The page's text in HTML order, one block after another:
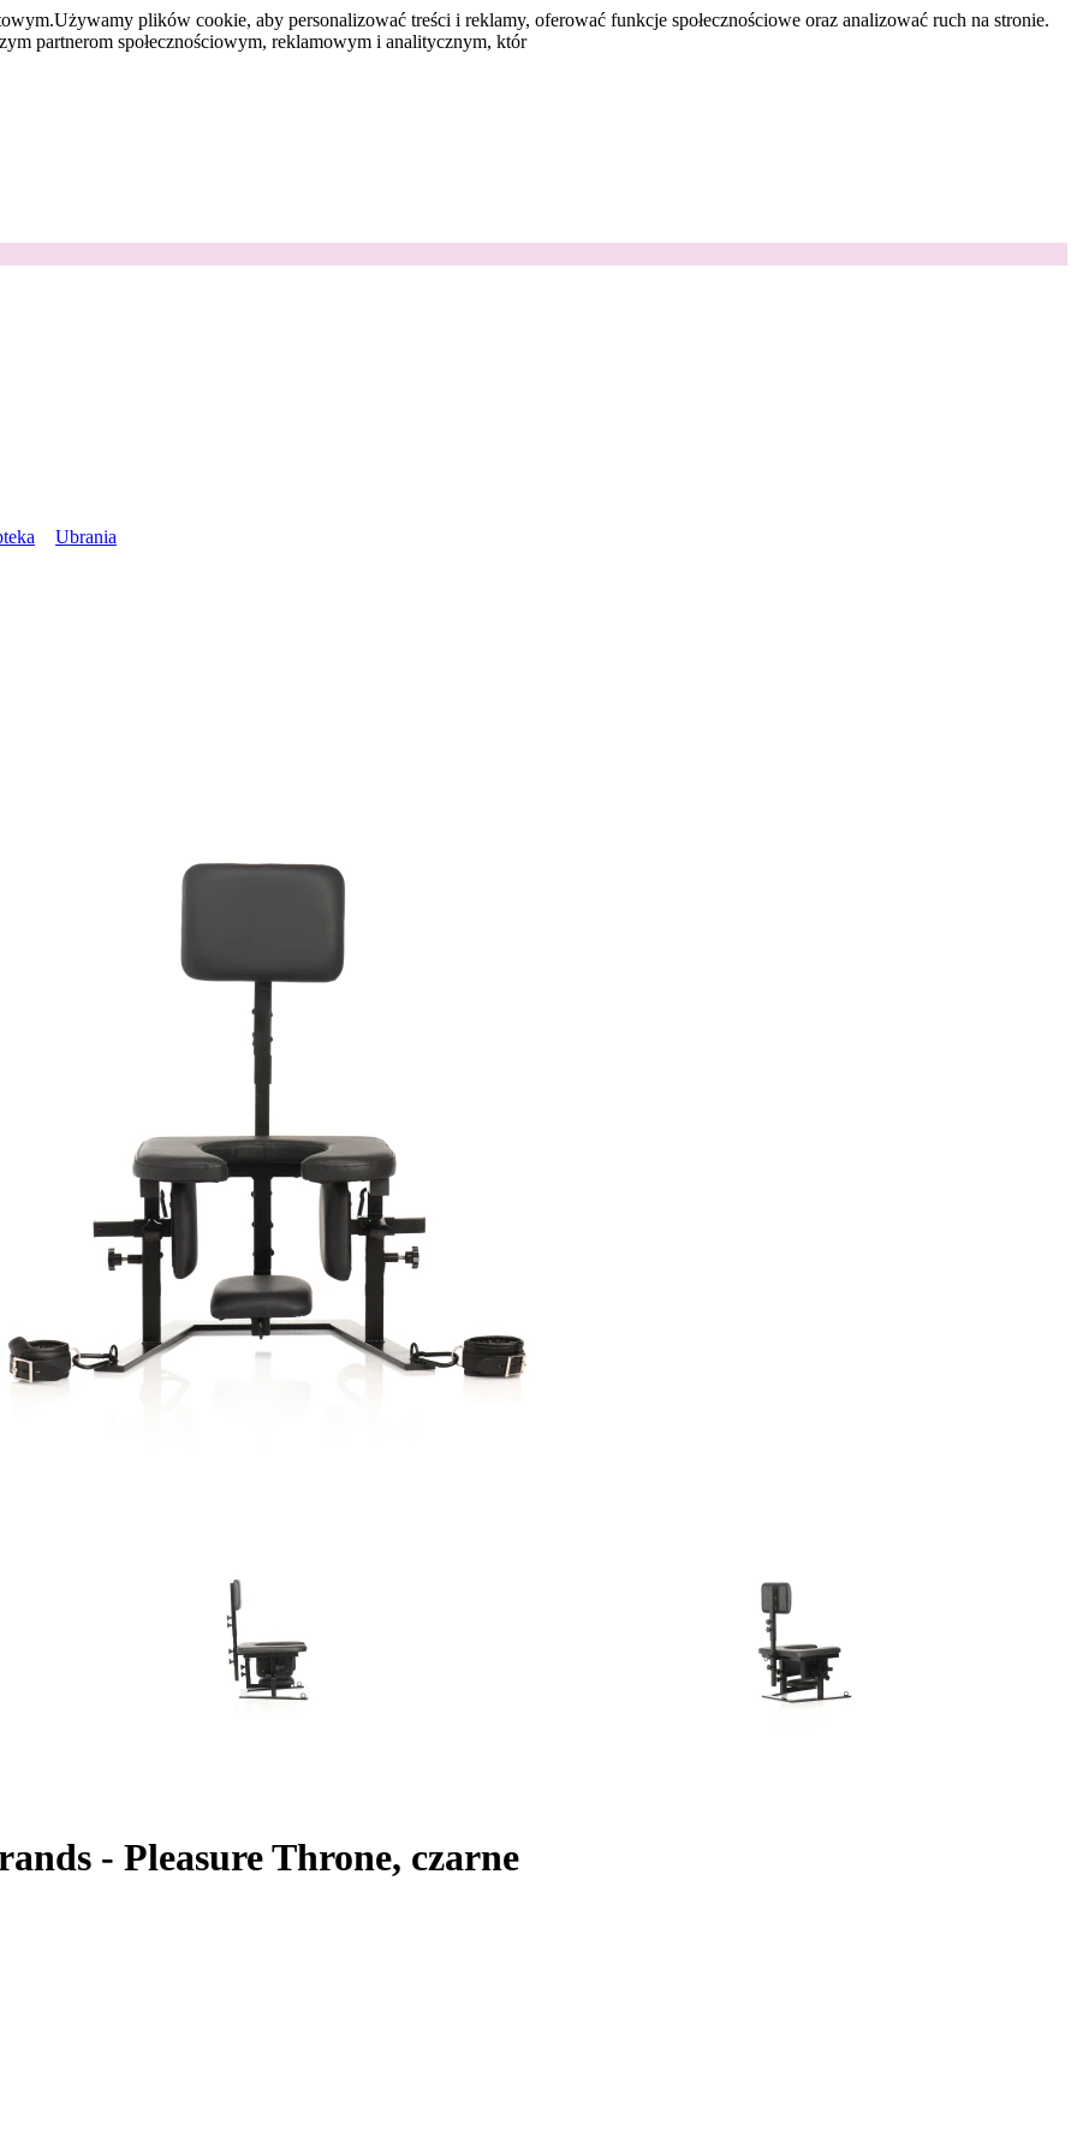
Używamy plików cookie, aby personalizować treści i reklamy, oferować funkcje społecznościowe oraz analizować ruch na stronie.
partnerom społecznościowym, reklamowym i analitycznym, któr
Ubrania
- Pleasure Throne, czarne